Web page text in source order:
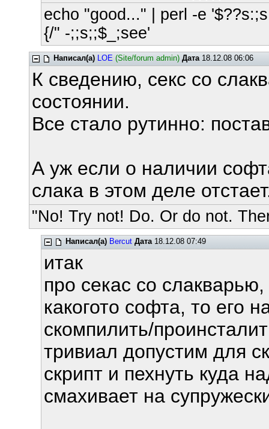
echo "good..." | perl -e
{/" -;;s;;$_;see'
Написал(а) LOE (Site/forum admin) Дата18.12.08 06:06
К сведению, секс со
состоянии.
Все стало рутинно:
А уж если о наличии
слака в этом деле
"No! Try not! Do. Or do not.
Написал(а) Bercut Дата18.12.08 07:49
итак
про секас со
какогото софта, то его
скомпилить/
тривиал допустим для
скрипт и пехнуть куда
смахивает на